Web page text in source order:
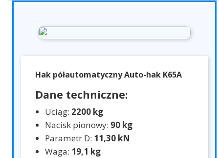
Hak półautomatyczny Auto-hak K65A
Dane techniczne:
Uciąg: 2200 kg
Nacisk pionowy: 90 kg
Parametr D: 11,30 kN
Waga: 19,1 kg